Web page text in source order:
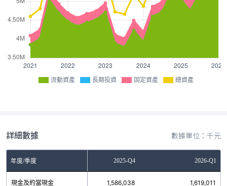
流動資產 長期投資 固定資產 總資產
詳細數據 數據單位：千元
年度/季度2025-Q3 2025-Q4 2026-Q1
現金及約當現金
833,353 1,586,038 1,619,011